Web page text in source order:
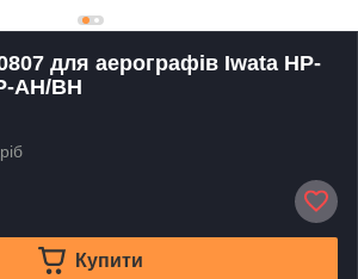
для аерографів Iwata HP-
AH/BH
Купити